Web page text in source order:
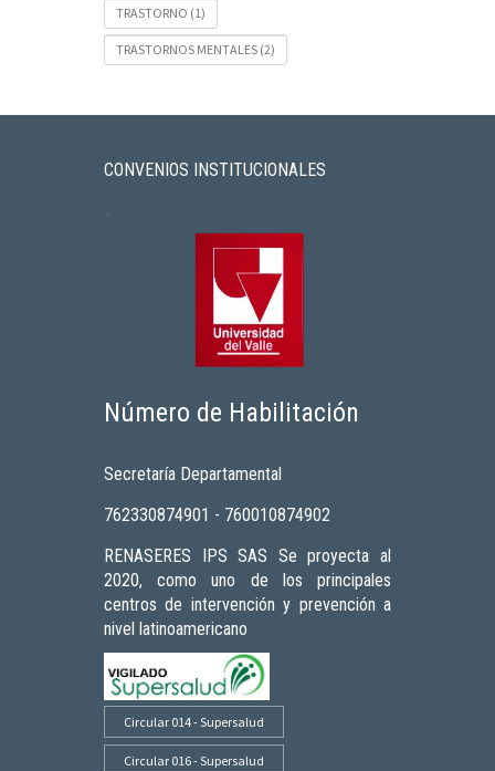
TRASTORNO (1)
TRASTORNOS MENTALES (2)
CONVENIOS INSTITUCIONALES
<
Número de Habilitación
Secretaría Departamental
762330874901 - 760010874902
RENASERES IPS SAS Se proyecta al
2020, como uno de los principales
centros de intervención y prevención a
nivel latinoamericano
Circular 014 - Supersalud
Circular 016 - Supersalud